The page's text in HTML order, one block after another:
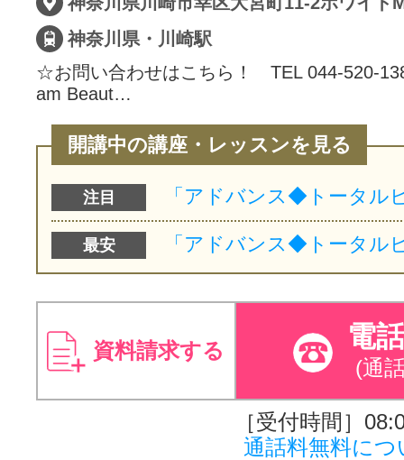
神奈川県・川崎駅
☆お問い合わせはこちら！ TEL 044-520-
am Beaut…
開講中の講座・レッスンを見る
注目
最安
資料請求する 電
(通
［受付時間］
通話料無料につ